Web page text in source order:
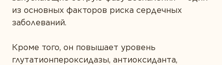
из основных факторов риска сердечных
заболеваний.
Кроме того, он повышает уровень
глутатионпероксидазы, антиоксиданта,